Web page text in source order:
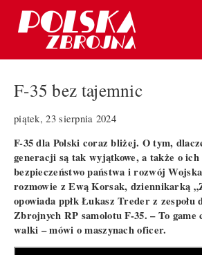
F-35 bez tajemnic
piątek, 23 sierpnia 2024
F-35 dla Polski coraz bliżej. O tym,
generacji są tak wyjątkowe, a także o ich
bezpieczeństwo państwa i rozwój
rozmowie z Ewą Korsak, dziennikarką
opowiada ppłk Łukasz Treder z zespołu
Zbrojnych RP samolotu F-35. – To game
walki – mówi o maszynach oficer.